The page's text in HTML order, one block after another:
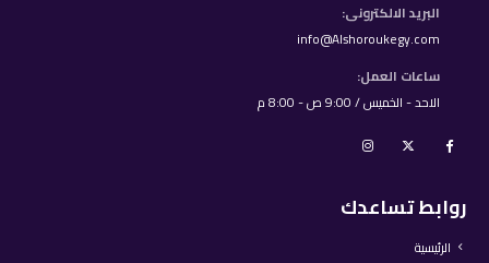
البريد الالكترونى:
info@Alshoroukegy.com
ساعات العمل:
الاحد - الخميس / 9:00 ص - 8:00 م
روابط تساعدك
الرئيسية